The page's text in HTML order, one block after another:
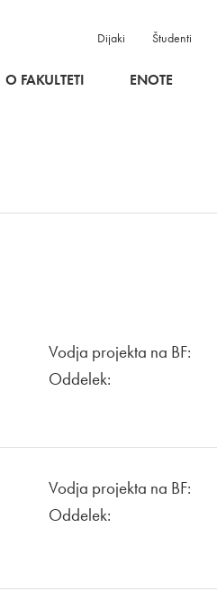
Dijaki Študenti
O FAKULTETI ENOTE
Vodja projekta na BF:
Oddelek:
Vodja projekta na BF:
Oddelek: